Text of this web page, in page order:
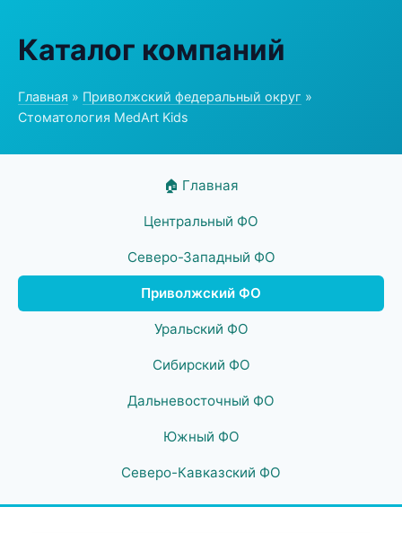
Каталог компаний
Главная » Приволжский федеральный округ »
Стоматология MedArt Kids
🏠 Главная
Центральный ФО
Северо-Западный ФО
Приволжский ФО
Уральский ФО
Сибирский ФО
Дальневосточный ФО
Южный ФО
Северо-Кавказский ФО